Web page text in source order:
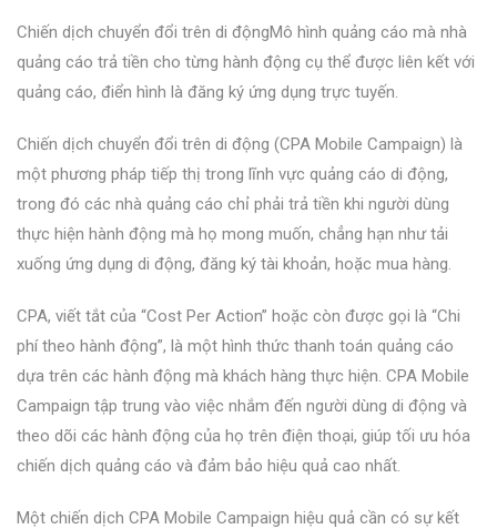
Chiến dịch chuyển đổi trên di độngMô hình quảng cáo mà nhà
quảng cáo trả tiền cho từng hành động cụ thể được liên kết với
quảng cáo, điển hình là đăng ký ứng dụng trực tuyến.
Chiến dịch chuyển đổi trên di động (CPA Mobile Campaign) là
một phương pháp tiếp thị trong lĩnh vực quảng cáo di động,
trong đó các nhà quảng cáo chỉ phải trả tiền khi người dùng
thực hiện hành động mà họ mong muốn, chẳng hạn như tải
xuống ứng dụng di động, đăng ký tài khoản, hoặc mua hàng.
CPA, viết tắt của “Cost Per Action” hoặc còn được gọi là “Chi
phí theo hành động”, là một hình thức thanh toán quảng cáo
dựa trên các hành động mà khách hàng thực hiện. CPA Mobile
Campaign tập trung vào việc nhắm đến người dùng di động và
theo dõi các hành động của họ trên điện thoại, giúp tối ưu hóa
chiến dịch quảng cáo và đảm bảo hiệu quả cao nhất.
Một chiến dịch CPA Mobile Campaign hiệu quả cần có sự kết